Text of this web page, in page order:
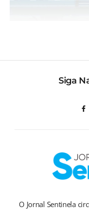
Siga
O Jornal Sentinela